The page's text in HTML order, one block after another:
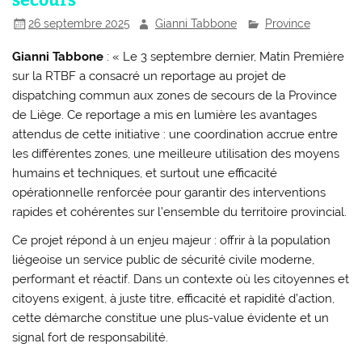
26 septembre 2025 Gianni Tabbone Province
Gianni Tabbone : « Le 3 septembre dernier, Matin Première
sur la RTBF a consacré un reportage au projet de
dispatching commun aux zones de secours de la Province
de Liège. Ce reportage a mis en lumière les avantages
attendus de cette initiative : une coordination accrue entre
les différentes zones, une meilleure utilisation des moyens
humains et techniques, et surtout une efficacité
opérationnelle renforcée pour garantir des interventions
rapides et cohérentes sur l’ensemble du territoire provincial.
Ce projet répond à un enjeu majeur : offrir à la population
liégeoise un service public de sécurité civile moderne,
performant et réactif. Dans un contexte où les citoyennes et
citoyens exigent, à juste titre, efficacité et rapidité d’action,
cette démarche constitue une plus-value évidente et un
signal fort de responsabilité.